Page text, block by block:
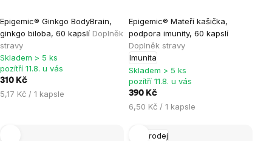
Epigemic® Ginkgo BodyBrain,
ginkgo biloba, 60 kapslí Doplněk
stravy
Skladem > 5 ks
pozítří 11.8. u vás
310 Kč
Měrná
5,17 Kč / 1 kapsle
Epigemic® Mateří kašička,
podpora imunity, 60 kapslí
Doplněk stravy
Imunita
Skladem > 5 ks
pozítří 11.8. u vás
390 Kč
Měrná
6,50 Kč / 1 kapsle
Výprodej